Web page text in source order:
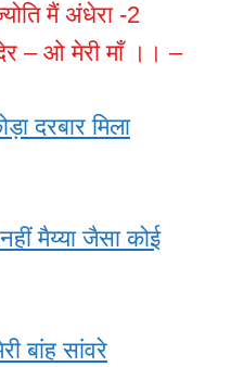
मैं अंधेरा -2
– ओ मेरी माँ ।। –
दरबार मिला
मैय्या जैसा कोई
बांह सांवरे